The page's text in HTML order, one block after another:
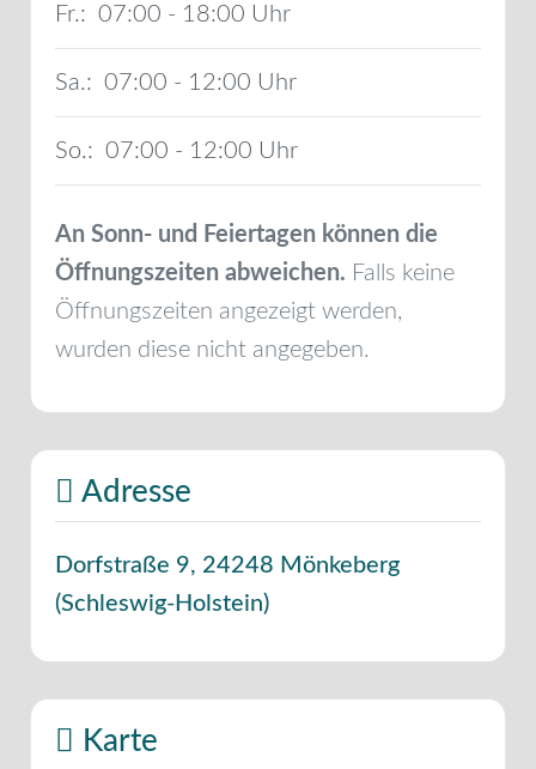
Fr.: 07:00 - 18:00
Sa.: 07:00 - 12:00
So.: 07:00 - 12:00
An Sonn- und Feiertagen können die
Öffnungszeiten abweichen. Falls keine
Öffnungszeiten angezeigt werden,
wurden diese nicht angegeben.
Adresse
Dorfstraße 9, 24248 Mönkeberg
(Schleswig-Holstein)
Karte